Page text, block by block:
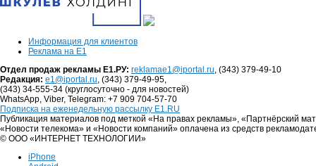
Информация для клиентов
Реклама на Е1
Отдел продаж рекламы Е1.РУ: reklamae1@iportal.ru, (343) 379-49-10
Редакция: e1@iportal.ru, (343) 379-49-95,
(343) 34-555-34 (круглосуточно - для новостей)
WhatsApp, Viber, Telegram: +7 909 704-57-70
Подписка на еженедельную рассылку E1.RU
Публикация материалов под меткой «На правах рекламы», «Партнёрский
«Новости телекома» и «Новости компаний» оплачена из средств
© ООО «ИНТЕРНЕТ ТЕХНОЛОГИИ»
iPhone